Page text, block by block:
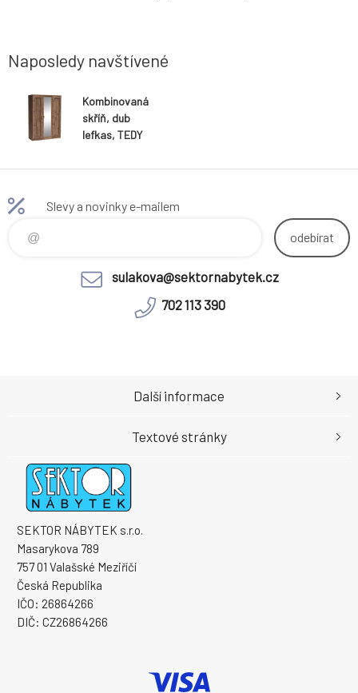
Kč / bm. Hmo
Naposledy navštívené
Kombinovaná
skříň, dub
lefkas, TEDY
Slevy a novinky e-mailem
odebírat
sulakova@sektornabytek.cz
702 113 390
SEKTOR NÁBYTEK s.r.o.
Masarykova 789
757 01 Valašské Meziříčí
Česká Republika
IČO: 26864266
DIČ: CZ26864266
Další informace
Textové stránky